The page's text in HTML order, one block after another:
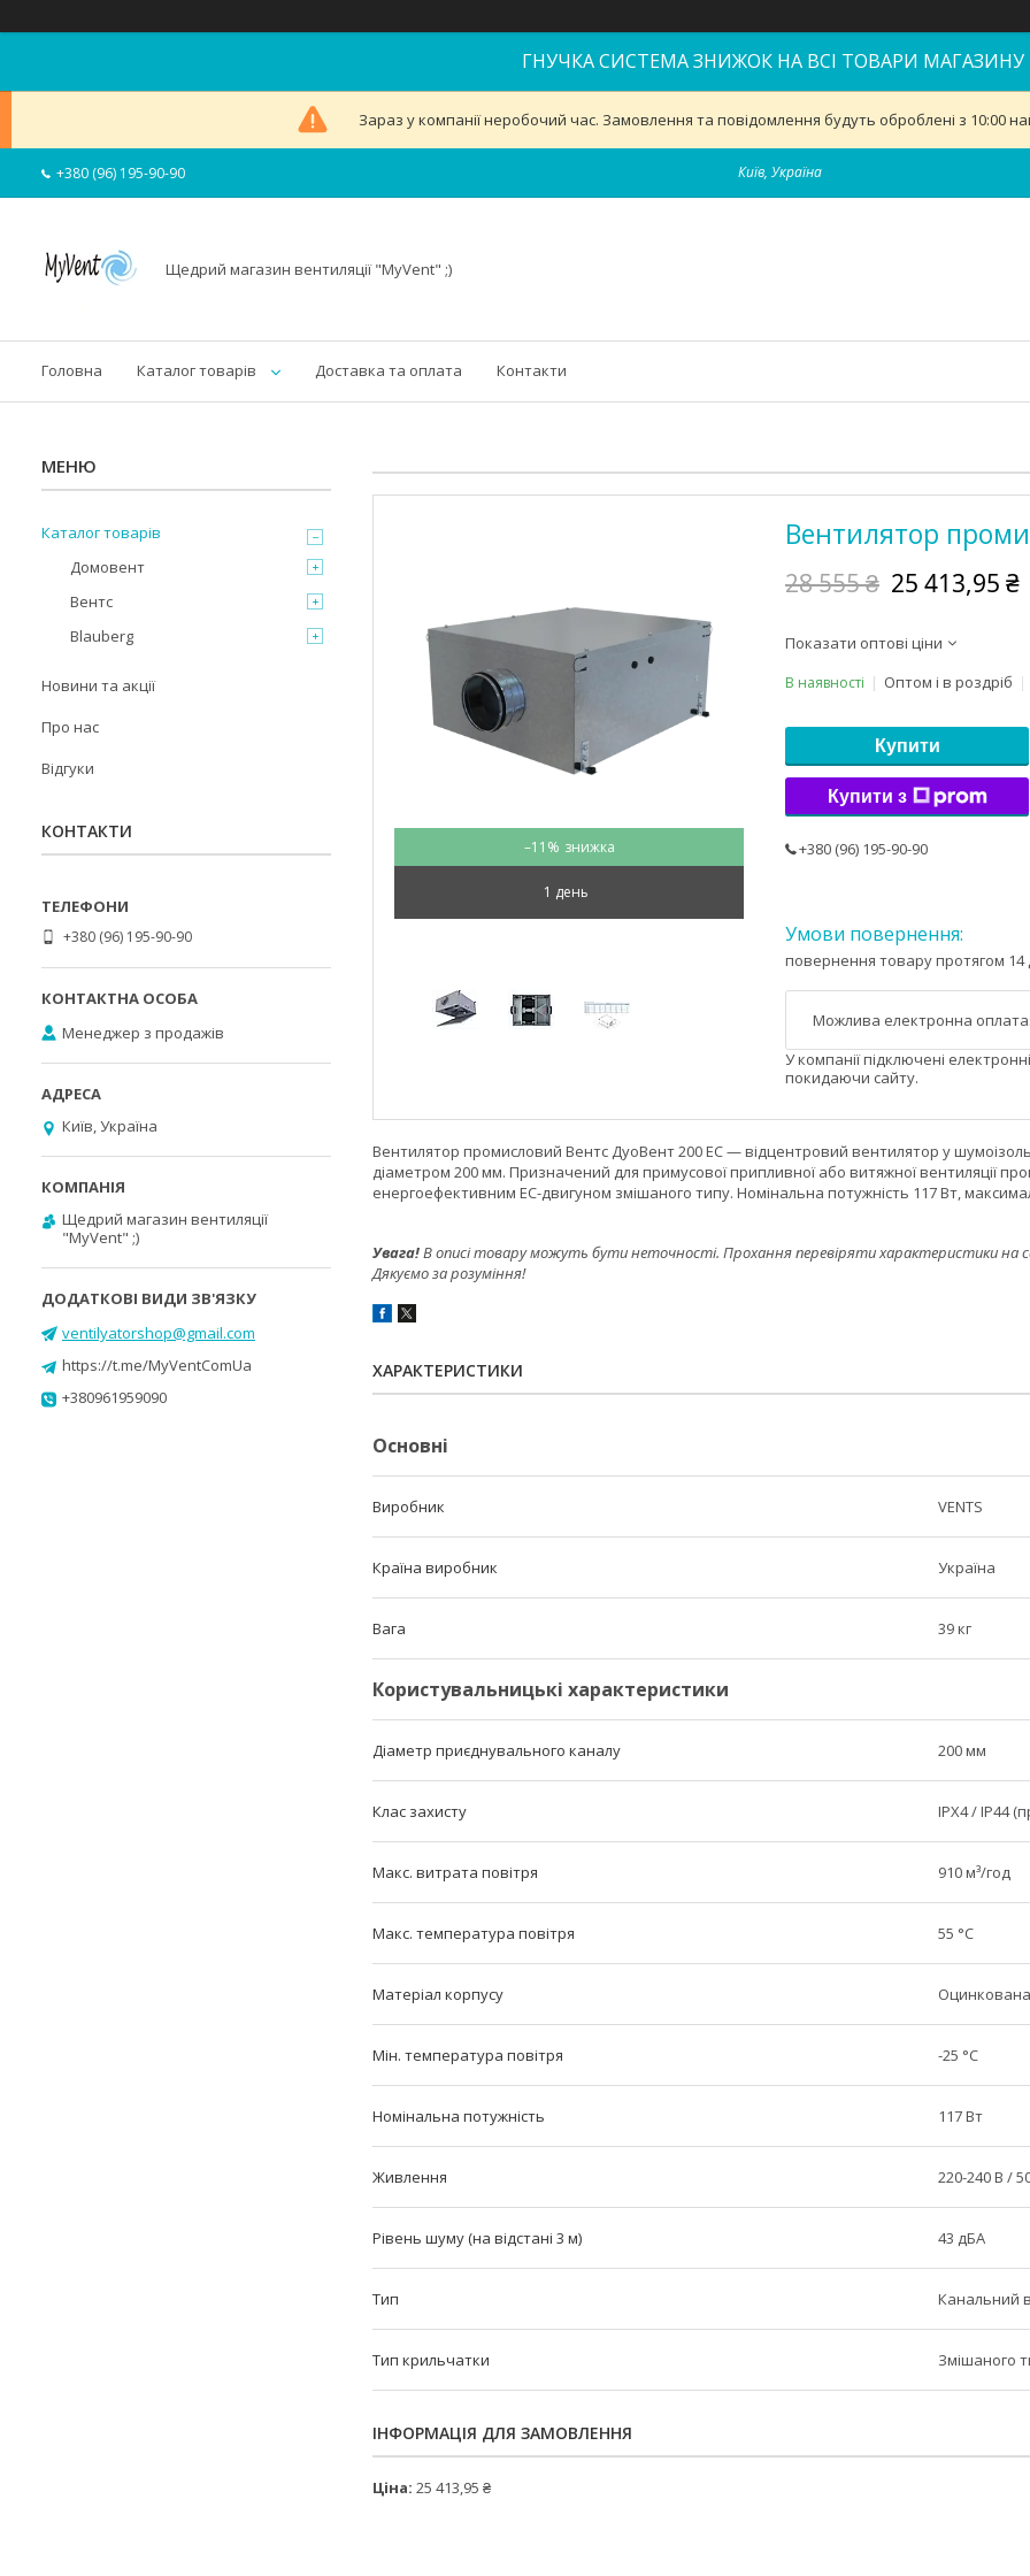
ГНУЧКА СИСТЕМА ЗНИЖОК НА ВСІ ТОВАРИ МАГАЗИНУ
Зараз у компанії неробочий час. Замовлення та повідомлення будуть оброблені з 10:00
+380 (96) 195-90-90 Київ, Україна
Щедрий магазин вентиляції "MyVent" ;)
Головна Каталог товарів Доставка та оплата Контакти
–11%
1 день
Вентилятор
28 555 ₴ 25 413,95 ₴
Показати оптові ціни
В наявності Оптом і в роздріб
Купити
Купити з
+380 (96) 195-90-90
повернення товару протягом 14
У компанії підключені
покидаючи сайту.
Вентилятор промисловий Вентс ДуоВент 200 ЕС — відцентровий вентилятор у
діаметром 200 мм. Призначений для примусової припливної або витяжної вентиляції
енергоефективним EC-двигуном змішаного типу. Номінальна потужність 117 Вт,
Увага!В описі товару можуть бути неточності. Прохання перевіряти характеристики на
Дякуємо за розуміння!
ХАРАКТЕРИСТИКИ
Основні
Виробник VENTS
Країна виробник Україна
Вага 39 кг
Користувальницькі характеристики
Діаметр приєднувального каналу 200 мм
Клас захисту IPX4 / IP44
Макс. витрата повітря 910 м³/год
Макс. температура повітря 55 °С
Матеріал корпусу
Мін. температура повітря -25 °С
Номінальна потужність 117 Вт
Живлення 220-240 В /
Рівень шуму (на відстані 3 м) 43 дБА
Тип Канальний
Тип крильчатки Змішаного
ІНФОРМАЦІЯ ДЛЯ ЗАМОВЛЕННЯ
Ціна: 25 413,95 ₴
Каталог товарів
Домовент
Вентс
Blauberg
Новини та акції
Про нас
Відгуки
КОНТАКТИ
+380 (96) 195-90-90
Менеджер з продажів
Київ, Україна
Щедрий магазин вентиляції
"MyVent" ;)
ventilyatorshop@gmail.com
https://t.me/MyVentComUa
+380961959090